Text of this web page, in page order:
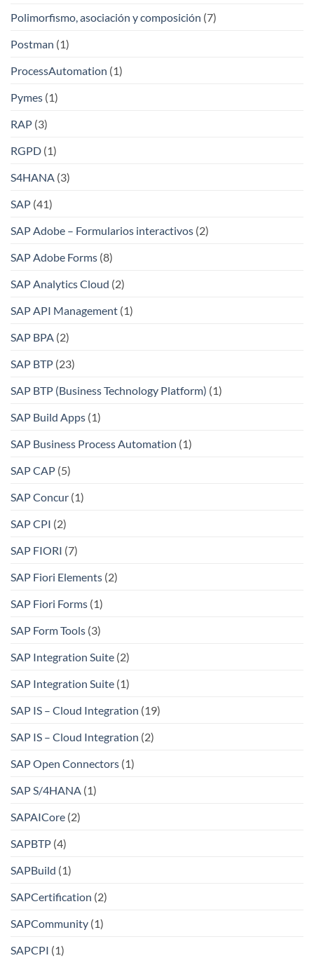
Polimorfismo, asociación y composición (7)
Postman (1)
ProcessAutomation (1)
Pymes (1)
RAP (3)
RGPD (1)
S4HANA (3)
SAP (41)
SAP Adobe – Formularios interactivos (2)
SAP Adobe Forms (8)
SAP Analytics Cloud (2)
SAP API Management (1)
SAP BPA (2)
SAP BTP (23)
SAP BTP (Business Technology Platform) (1)
SAP Build Apps (1)
SAP Business Process Automation (1)
SAP CAP (5)
SAP Concur (1)
SAP CPI (2)
SAP FIORI (7)
SAP Fiori Elements (2)
SAP Fiori Forms (1)
SAP Form Tools (3)
SAP Integration Suite (2)
SAP Integration Suite (1)
SAP IS – Cloud Integration (19)
SAP IS – Cloud Integration (2)
SAP Open Connectors (1)
SAP S/4HANA (1)
SAPAICore (2)
SAPBTP (4)
SAPBuild (1)
SAPCertification (2)
SAPCommunity (1)
SAPCPI (1)